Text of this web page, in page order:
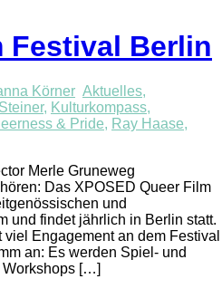
Festival Berlin
Körner Aktuelles,
, Kulturkompass,
& Pride, Ray Haase,
Merle Gruneweg
Das XPOSED Queer Film
und
und findet jährlich in Berlin statt.
Engagement an dem Festival
an: Es werden Spiel- und
Workshops […]